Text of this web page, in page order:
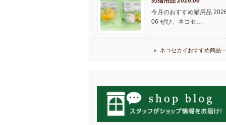
今月のおすすめ猫用品
06 ぜひ、ネコセ…
ネコセカイおすすめ商品